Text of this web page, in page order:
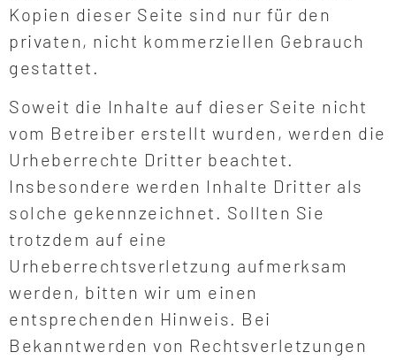
Kopien dieser Seite sind nur für den
privaten, nicht kommerziellen Gebrauch
gestattet.
Soweit die Inhalte auf dieser Seite nicht
vom Betreiber erstellt wurden, werden die
Urheberrechte Dritter beachtet.
Insbesondere werden Inhalte Dritter als
solche gekennzeichnet. Sollten Sie
trotzdem auf eine
Urheberrechtsverletzung aufmerksam
werden, bitten wir um einen
entsprechenden Hinweis. Bei
Bekanntwerden von Rechtsverletzungen